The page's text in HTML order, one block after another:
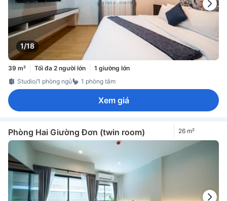
1/18
39 m² Tối đa 2 người lớn
1 giường lớn
Studio/1 phòng ngủ
1 phòng tắm
Xem giá
Phòng Hai Giường Đơn (twin room) 26 m²